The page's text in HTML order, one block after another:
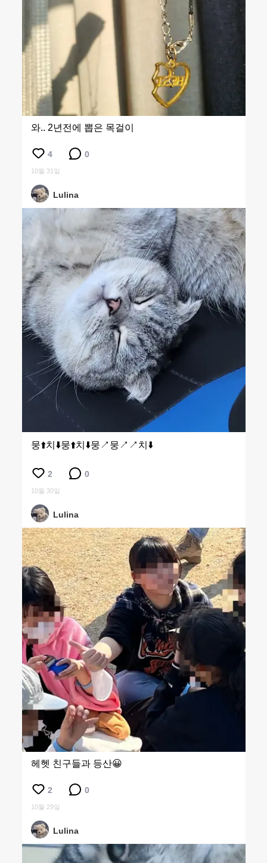
와.. 2년전에 뽑은 목걸이
4 0
10월 31일
Lulina
뭉⬆️치⬇️뭉⬆️치⬇️뭉↗️뭉↗️↗️치⬇️
2 0
10월 30일
Lulina
헤헷 친구들과 등산😀
2 0
10월 29일
Lulina